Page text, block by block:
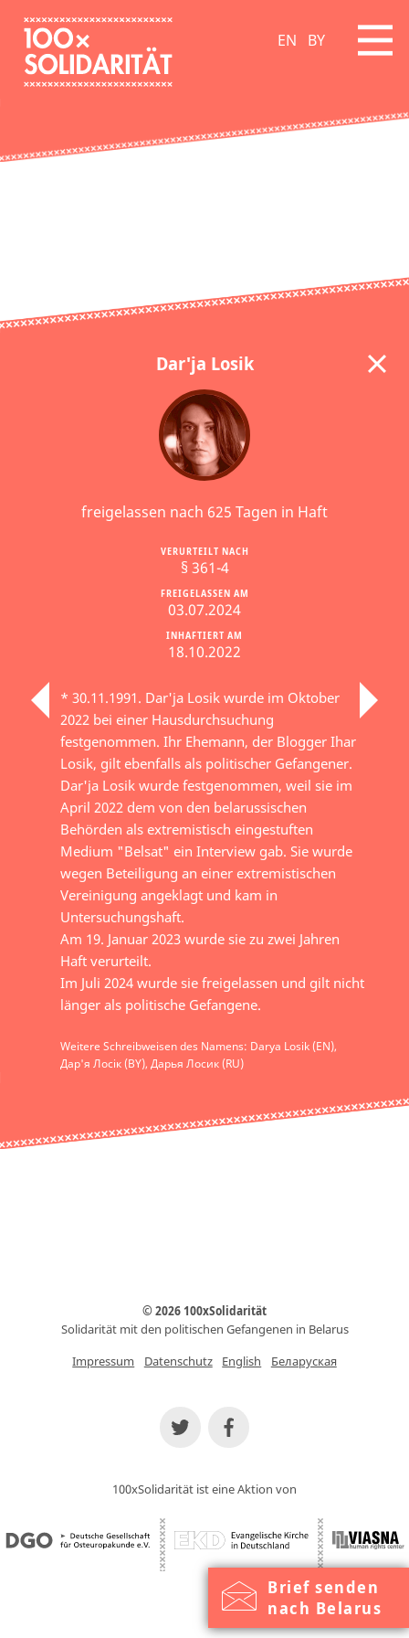
EN BY
Brief senden
nach Belarus
Dar'ja Losik
freigelassen nach 625 Tagen in Haft
INHAFTIERT AM
18.10.2022
FREIGELASSEN AM
03.07.2024
VERURTEILT NACH
§ 361-4
* 30.11.1991. Dar'ja Losik wurde im Oktober
2022 bei einer Hausdurchsuchung
festgenommen. Ihr Ehemann, der Blogger Ihar
Losik, gilt ebenfalls als politischer Gefangener.
Dar'ja Losik wurde festgenommen, weil sie im
April 2022 dem von den belarussischen
Behörden als extremistisch eingestuften
Medium "Belsat" ein Interview gab. Sie wurde
wegen Beteiligung an einer extremistischen
Vereinigung angeklagt und kam in
Untersuchungshaft.
Am 19. Januar 2023 wurde sie zu zwei Jahren
Haft verurteilt.
Im Juli 2024 wurde sie freigelassen und gilt nicht
länger als politische Gefangene.
Weitere Schreibweisen des Namens: Darya Losik (EN),
Дар'я Лосік (BY), Дарья Лосик (RU)
© 2026 100xSolidarität
Solidarität mit den politischen Gefangenen in Belarus
Impressum
Datenschutz English Беларуская
100xSolidarität ist eine Aktion von